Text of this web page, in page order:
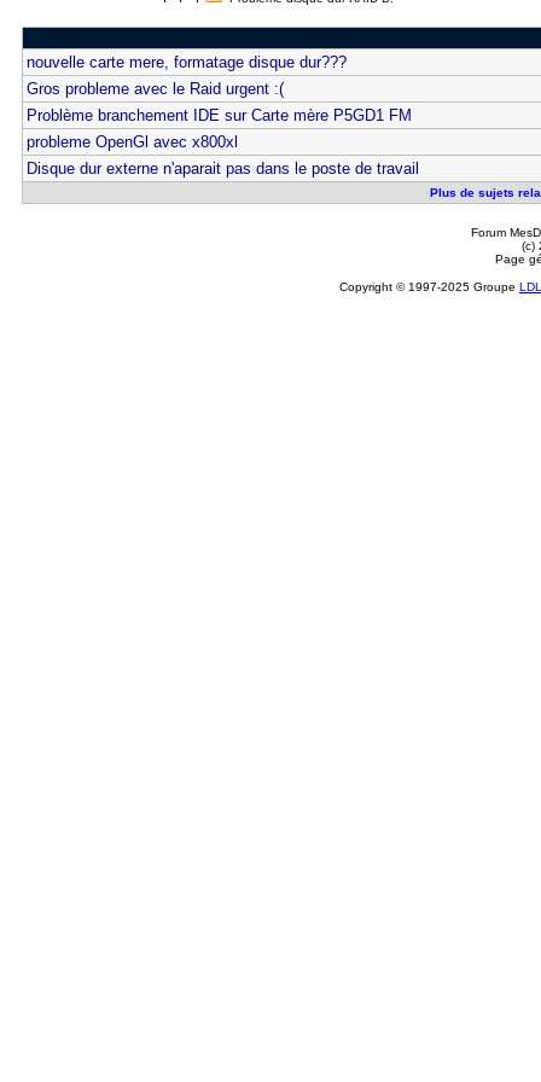
nouvelle carte mere, formatage disque dur???
Gros probleme avec le Raid urgent :(
Problème branchement IDE sur Carte mère P5GD1 FM
probleme OpenGl avec x800xl
Disque dur externe n'aparait pas dans le poste de travail
Plus de sujets
Forum
(c)
Page
Copyright © 1997-2025 Groupe